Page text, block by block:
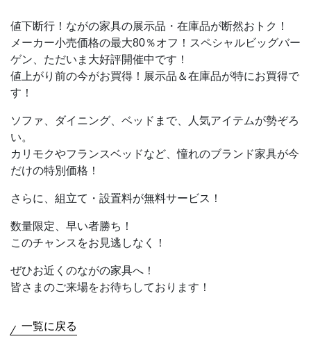
値下断行！ながの家具の展示品・在庫品が断然おトク！
メーカー小売価格の最大80％オフ！スペシャルビッグバー
ゲン、ただいま大好評開催中です！
値上がり前の今がお買得！展示品＆在庫品が特にお買得で
す！
ソファ、ダイニング、ベッドまで、人気アイテムが勢ぞろ
い。
カリモクやフランスベッドなど、憧れのブランド家具が今
だけの特別価格！
さらに、組立て・設置料が無料サービス！
数量限定、早い者勝ち！
このチャンスをお見逃しなく！
ぜひお近くのながの家具へ！
皆さまのご来場をお待ちしております！
一覧に戻る